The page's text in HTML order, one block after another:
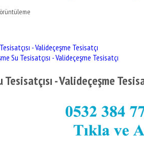
- Valideçeşme Tesisatçı
Su Tesisatçısı - Valideçeşme Tesisatçı
- Valideçeşme